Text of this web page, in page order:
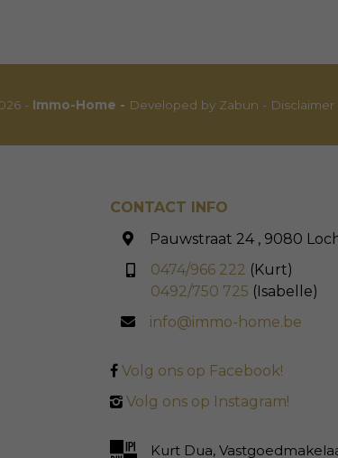
- Immo-Home - Developed by Zabun - Disclaimer
CONTACT INFO
Pauwstraat 24 , 9080
0474/966 222 (Kurt)
0492/750 725 (Isabelle)
info@immo-home.be
Volg ons op Facebook!
Volg ons op Instagram!
Kurt Dua,